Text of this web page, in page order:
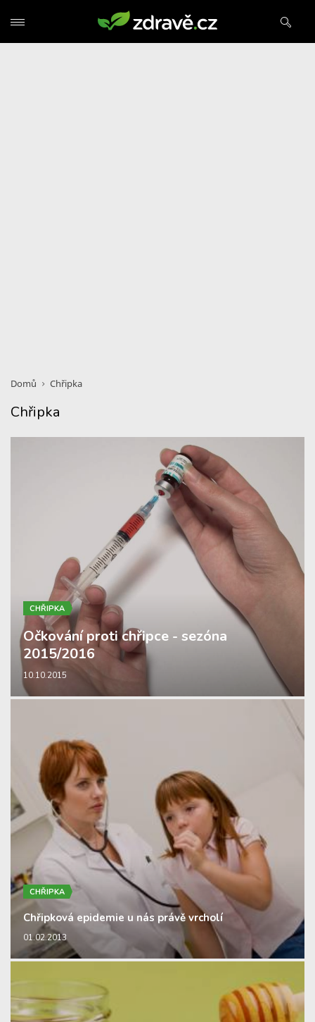
Domů Chřipka
Chřipka
CHŘIPKA
Očkování proti chřipce - sezóna
2015/2016
10.10.2015
CHŘIPKA
Chřipková epidemie u nás právě vrcholí
01.02.2013